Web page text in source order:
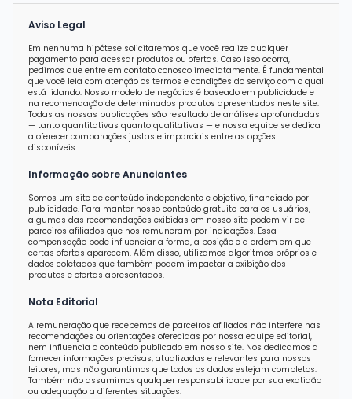
Aviso Legal
Em nenhuma hipótese solicitaremos que você realize qualquer
pagamento para acessar produtos ou ofertas. Caso isso ocorra,
pedimos que entre em contato conosco imediatamente. É fundamental
que você leia com atenção os termos e condições do serviço com o qual
está lidando. Nosso modelo de negócios é baseado em publicidade e
na recomendação de determinados produtos apresentados neste site.
Todas as nossas publicações são resultado de análises aprofundadas
— tanto quantitativas quanto qualitativas — e nossa equipe se dedica
a oferecer comparações justas e imparciais entre as opções
disponíveis.
Informação sobre Anunciantes
Somos um site de conteúdo independente e objetivo, financiado por
publicidade. Para manter nosso conteúdo gratuito para os usuários,
algumas das recomendações exibidas em nosso site podem vir de
parceiros afiliados que nos remuneram por indicações. Essa
compensação pode influenciar a forma, a posição e a ordem em que
certas ofertas aparecem. Além disso, utilizamos algoritmos próprios e
dados coletados que também podem impactar a exibição dos
produtos e ofertas apresentados.
Nota Editorial
A remuneração que recebemos de parceiros afiliados não interfere nas
recomendações ou orientações oferecidas por nossa equipe editorial,
nem influencia o conteúdo publicado em nosso site. Nos dedicamos a
fornecer informações precisas, atualizadas e relevantes para nossos
leitores, mas não garantimos que todos os dados estejam completos.
Também não assumimos qualquer responsabilidade por sua exatidão
ou adequação a diferentes situações.